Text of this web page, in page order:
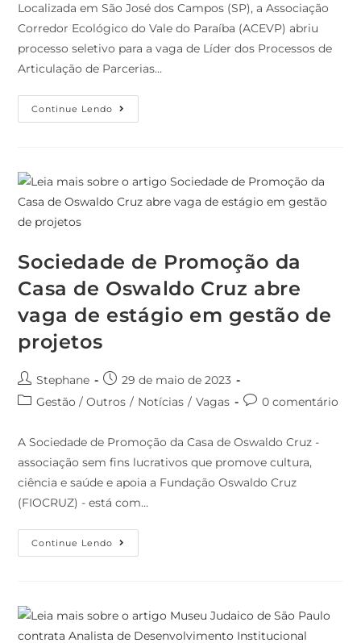
Localizada em São José dos Campos (SP), a Associação
Corredor Ecológico do Vale do Paraíba (ACEVP) abriu
processo seletivo para a vaga de Líder dos Processos de
Articulação de Parcerias…
Continue Lendo
Sociedade de Promoção da
Casa de Oswaldo Cruz abre
vaga de estágio em gestão de
projetos
Stephane
29 de maio de 2023
Gestão / Outros / Notícias / Vagas 0 comentário
A Sociedade de Promoção da Casa de Oswaldo Cruz -
associação sem fins lucrativos que promove cultura,
ciência e saúde e apoia a Fundação Oswaldo Cruz
(FIOCRUZ) - está com…
Continue Lendo